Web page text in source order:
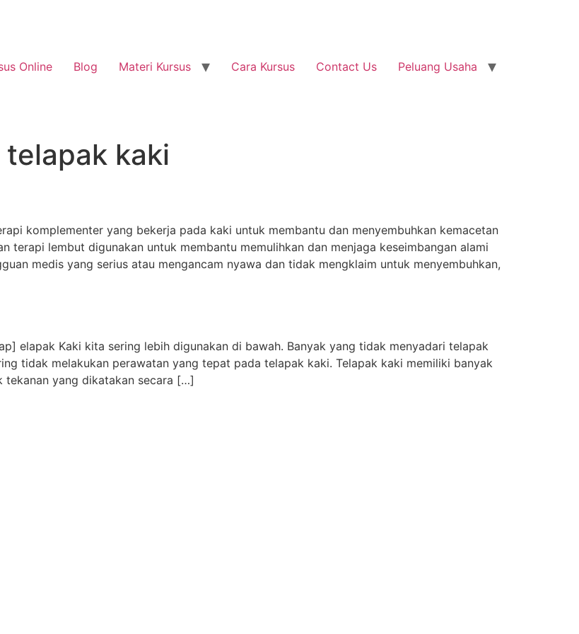
Online Blog Materi Kursus Cara Kursus Contact Us Peluang Usaha
kaki
komplementer yang bekerja pada kaki untuk membantu dan menyembuhkan kemacetan
terapi lembut digunakan untuk membantu memulihkan dan menjaga keseimbangan alami
medis yang serius atau mengancam nyawa dan tidak mengklaim untuk menyembuhkan,
Kaki kita sering lebih digunakan di bawah. Banyak yang tidak menyadari telapak
tidak melakukan perawatan yang tepat pada telapak kaki. Telapak kaki memiliki banyak
yang dikatakan secara […]